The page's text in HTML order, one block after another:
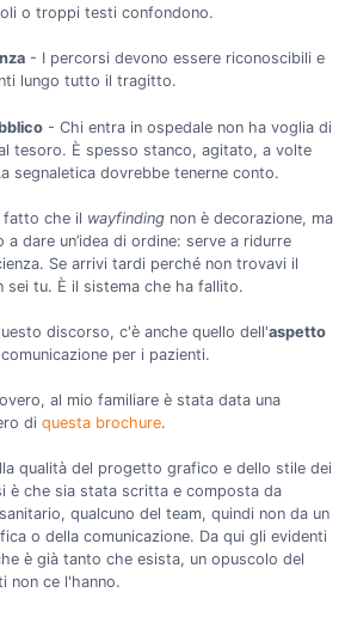
o troppi testi confondono.
- I percorsi devono essere riconoscibili e
lungo tutto il tragitto.
- Chi entra in ospedale non ha voglia di
tesoro. È spesso stanco, agitato, a volte
segnaletica dovrebbe tenerne conto.
fatto che il wayfinding non è decorazione, ma
dare un’idea di ordine: serve a ridurre
Se arrivi tardi perché non trovavi il
sei tu. È il sistema che ha fallito.
discorso, c'è anche quello dell'aspetto
per i pazienti.
al mio familiare è stata data una
di questa brochure.
qualità del progetto grafico e dello stile dei
è che sia stata scritta e composta da
qualcuno del team, quindi non da un
o della comunicazione. Da qui gli evidenti
è già tanto che esista, un opuscolo del
non ce l'hanno.